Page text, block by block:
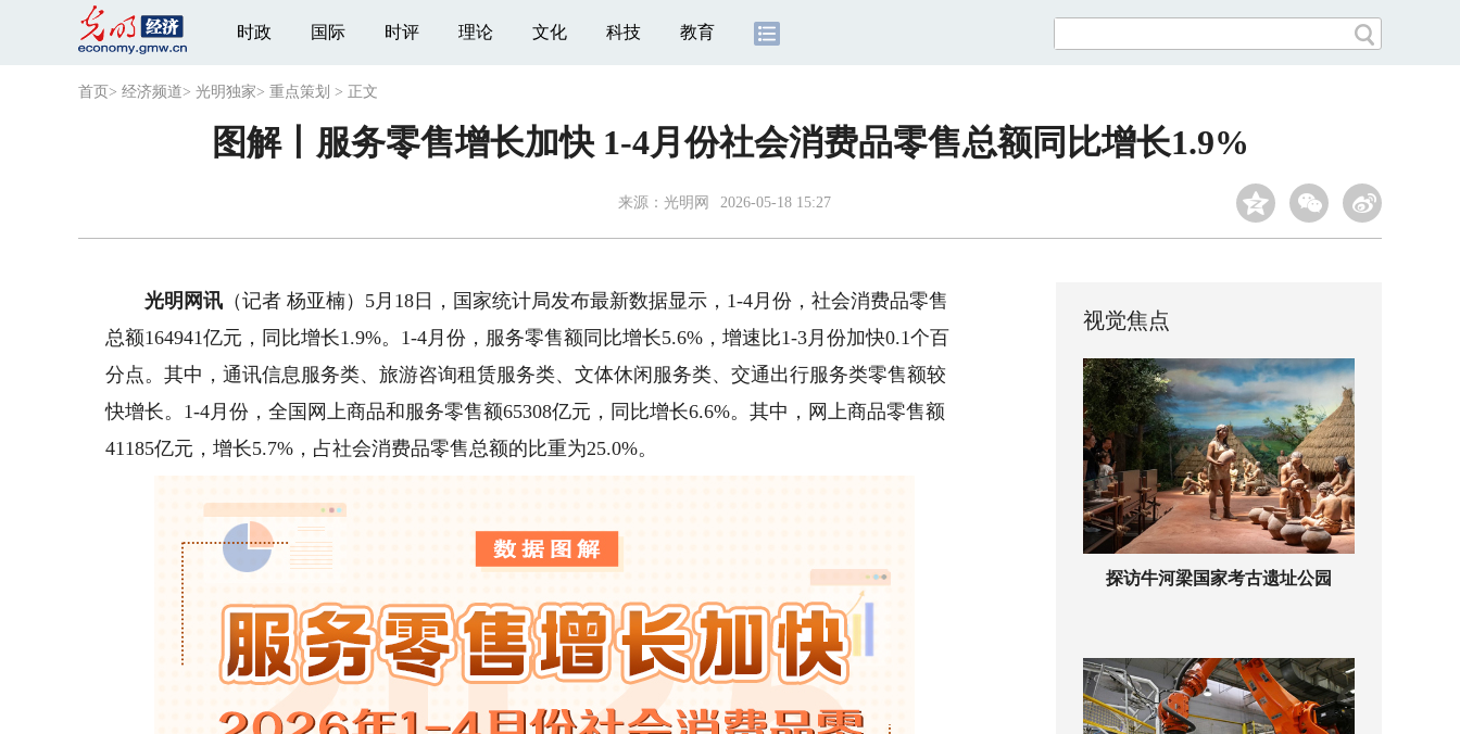
时政 国际 时评 理论 文化 科技 教育
首页 > 经济频道> 光明独家> 重点策划 > 正文
图解丨服务零售增长加快 1-4月份社会消费品零售总额同比增长1.9%
来源： 光明网 2026-05-18 15:27
光明网讯 （记者 杨亚楠）5月18日，国家统计局发布最新数据显示，1-4月份，社会消费品零售
总额164941亿元，同比增长1.9%。1-4月份，服务零售额同比增长5.6%，增速比1-3月份加快0.1个百
分点。其中，通讯信息服务类、旅游咨询租赁服务类、文体休闲服务类、交通出行服务类零售额较
快增长。1-4月份，全国网上商品和服务零售额65308亿元，同比增长6.6%。其中，网上商品零售额
41185亿元，增长5.7%，占社会消费品零售总额的比重为25.0%。
视觉焦点
探访牛河梁国家考古遗址公园